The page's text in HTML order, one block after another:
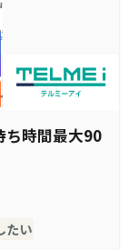
ち時間最大90
たい